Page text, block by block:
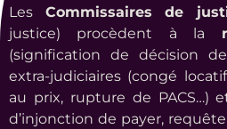
Les Commissaires de
justice) procèdent à la
(signification de décision
extra-judiciaires (congé
au prix, rupture de PACS…)
d’injonction de payer,